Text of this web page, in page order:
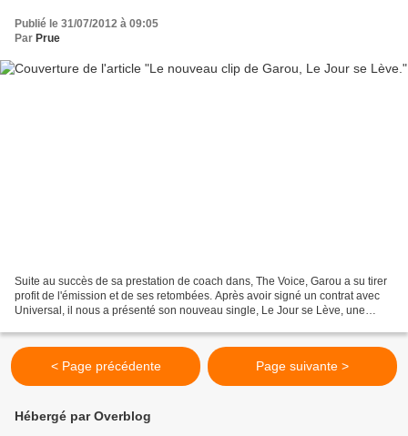
Publié le 31/07/2012 à 09:05
Par Prue
Suite au succès de sa prestation de coach dans, The Voice, Garou a su tirer
profit de l'émission et de ses retombées. Après avoir signé un contrat avec
Universal, il nous a présenté son nouveau single, Le Jour se Lève, une
< Page précédente Page suivante >
Hébergé par Overblog